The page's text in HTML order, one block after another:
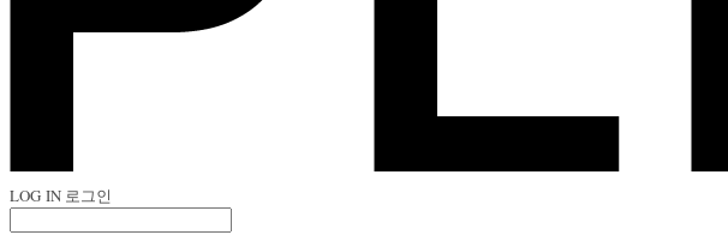
LOG IN 로그인